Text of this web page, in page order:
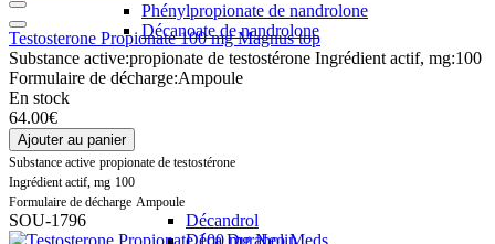
Phénylpropionate de nandrolone
Décanoate de nandrolone
Décandrol
Déca Durabolin
Testosterone Propionate 100 mg Magnus top
Substance active:propionate de testostérone Ingrédient actif, mg:100
Formulaire de décharge:Ampoule
En stock
64.00€
Ajouter au panier
Substance active propionate de testostérone
Ingrédient actif, mg 100
Formulaire de décharge Ampoule
SOU-1796